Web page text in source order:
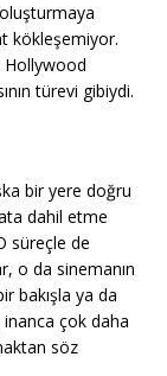
kökleşemiyor.
Hollywood
türevi gibiydi.
bir yere doğru
dahil etme
süreçle de
o da sinemanın
bakışla ya da
inanca çok daha
söz